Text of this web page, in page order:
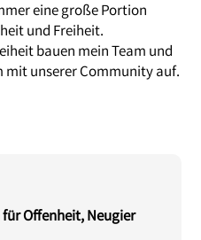
eine große Portion
und Freiheit.
bauen mein Team und
mit unserer Community auf.
Offenheit, Neugier